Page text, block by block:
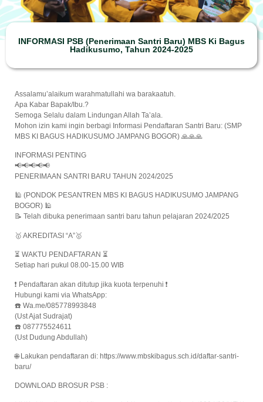
INFORMASI PSB (Penerimaan Santri Baru) MBS Ki Bagus
Hadikusumo, Tahun 2024-2025
Assalamu’alaikum warahmatullahi wa barakaatuh.
Apa Kabar Bapak/Ibu.?
Semoga Selalu dalam Lindungan Allah Ta’ala.
Mohon izin kami ingin berbagi Informasi Pendaftaran Santri Baru: (SMP
MBS KI BAGUS HADIKUSUMO JAMPANG BOGOR) 🙏🙏🙏
INFORMASI PENTING
📢📢📢📢📢
PENERIMAAN SANTRI BARU TAHUN 2024/2025
🕌 (PONDOK PESANTREN MBS KI BAGUS HADIKUSUMO JAMPANG
BOGOR) 🕌
📝 Telah dibuka penerimaan santri baru tahun pelajaran 2024/2025
🥇 AKREDITASI “A”🥇
⏳ WAKTU PENDAFTARAN ⏳
Setiap hari pukul 08.00-15.00 WIB
❗️ Pendaftaran akan ditutup jika kuota terpenuhi ❗️
Hubungi kami via WhatsApp:
☎️ Wa.me/085778993848
(Ust Ajat Sudrajat)
☎️ 087775524611
(Ust Dudung Abdullah)
🌐 Lakukan pendaftaran di: https://www.mbskibagus.sch.id/daftar-santri-
baru/
DOWNLOAD BROSUR PSB :